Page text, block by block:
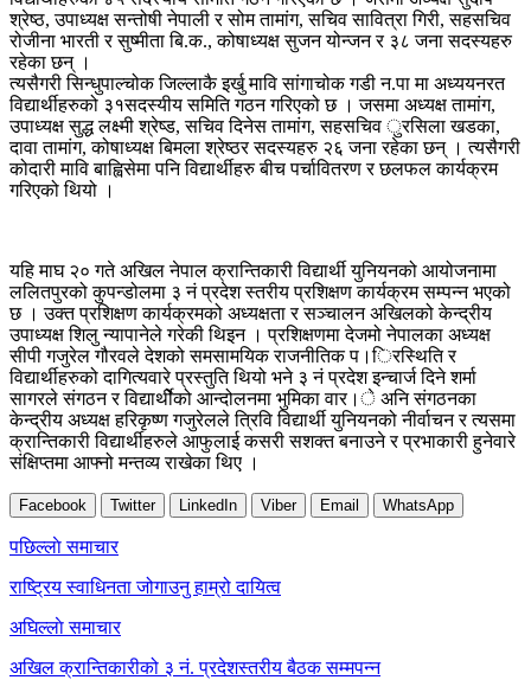
श्रेष्ठ, उपाध्यक्ष सन्तोषी नेपाली र सोम तामांग, सचिव सावित्रा गिरी, सहसचिव
रोजीना भारती र सुष्मीता बि.क., कोषाध्यक्ष सुजन योन्जन र ३८ जना सदस्यहरु
रहेका छन् ।
त्यसैगरी सिन्धुपाल्चोक जिल्लाकै इर्खु मावि सांगाचोक गडी न.पा मा अध्ययनरत
विद्यार्थीहरुको ३१सदस्यीय समिति गठन गरिएको छ । जसमा अध्यक्ष तामांग,
उपाध्यक्ष सुद्ध लक्ष्मी श्रेष्ड, सचिव दिनेस तामांग, सहसचिव ुरसिला खडका,
दावा तामांग, कोषाध्यक्ष बिमला श्रेष्ठर सदस्यहरु २६ जना रहेका छन् । त्यसैगरी
कोदारी मावि बाह्विसेमा पनि विद्यार्थीहरु बीच पर्चावितरण र छलफल कार्यक्रम
गरिएको थियो ।
यहि माघ २० गते अखिल नेपाल क्रान्तिकारी विद्यार्थी युनियनको आयोजनामा
ललितपुरको कुपन्डोलमा ३ नं प्रदेश स्तरीय प्रशिक्षण कार्यक्रम सम्पन्न भएको
छ । उक्त प्रशिक्षण कार्यक्रमको अध्यक्षता र सञ्चालन अखिलको केन्द्रीय
उपाध्यक्ष शिलु न्यापानेले गरेकी थिइन । प्रशिक्षणमा देजमो नेपालका अध्यक्ष
सीपी गजुरेल गौरवले देशको समसामयिक राजनीतिक प।िरस्थिति र
विद्यार्थीहरुको दागित्यवारे प्रस्तुति थियो भने ३ नं प्रदेश इन्चार्ज दिने शर्मा
सागरले संगठन र विद्यार्थीेको आन्दोलनमा भुमिका वार।े अनि संगठनका
केन्द्रीय अध्यक्ष हरिकृष्ण गजुरेलले त्रिवि विद्यार्थी युनियनको नीर्वाचन र त्यसमा
क्रान्तिकारी विद्यार्थीहरुले आफुलाई कसरी सशक्त बनाउने र प्रभाकारी हुनेवारे
संक्षिप्तमा आफ्नो मन्तव्य राखेका थिए ।
Facebook Twitter LinkedIn Viber Email WhatsApp
Post
navigation
पछिल्लाे समाचार
राष्ट्रिय स्वाधिनता जोगाउनु हाम्रो दायित्व
अघिल्लाे समाचार
अखिल क्रान्तिकारीको ३ नं. प्रदेशस्तरीय बैठक सम्मपन्न